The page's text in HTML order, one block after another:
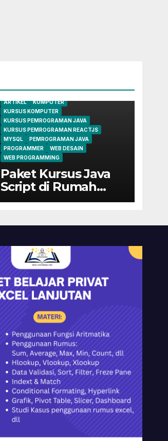
ARTIKEL
KOMPUTER
KURSUS KOMPUTER
KURSUS PEMROGRAMAN JAVA
KURSUS PEMROGRAMAN REACTJS
MYSQL
PEMROGRAMAN JAVA
PROGRAMMER
WEB DESAIN
WEB PROGRAMMING
Paket Kursus Java
Script di Rumah
Belajar Komputer